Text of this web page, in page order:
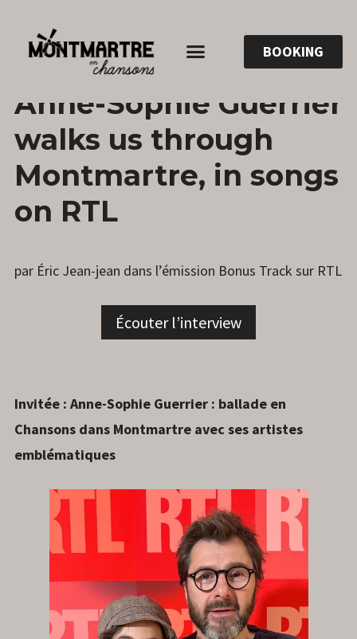
BOOKING
2023
ANNESOPHIE.GUERRIER
COMMENT
Anne-Sophie Guerrier
walks us through
Montmartre, in songs
on RTL
par Éric Jean-jean dans l’émission Bonus Track sur RTL
Écouter l’interview
Invitée : Anne-Sophie Guerrier : ballade en
Chansons dans Montmartre avec ses artistes
emblématiques